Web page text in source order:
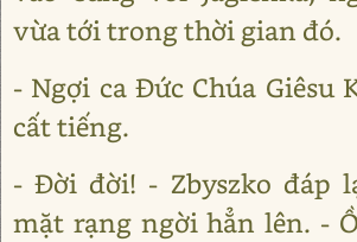
vừa tới trong thời gian đó.
- Ngợi ca Đức Chúa Giêsu
cất tiếng.
- Đời đời! - Zbyszko đáp
mặt rạng ngời hẳn lên. -